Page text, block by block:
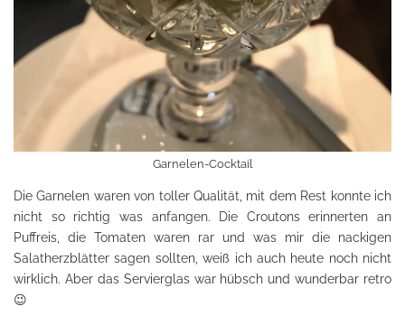
Garnelen-Cocktail
Die Garnelen waren von toller Qualität, mit dem Rest konnte ich
nicht so richtig was anfangen. Die Croutons erinnerten an
Puffreis, die Tomaten waren rar und was mir die nackigen
Salatherzblätter sagen sollten, weiß ich auch heute noch nicht
wirklich. Aber das Servierglas war hübsch und wunderbar retro
😉